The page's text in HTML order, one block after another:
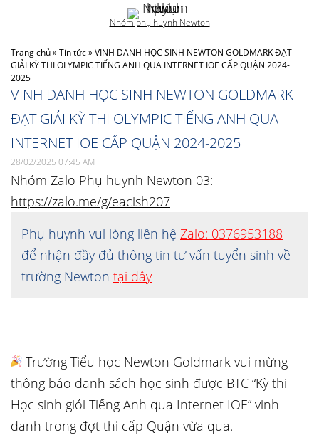
Trang chủ»Tin tức»VINH DANH HỌC SINH NEWTON GOLDMARK ĐẠT
GIẢI KỲ THI OLYMPIC TIẾNG ANH QUA INTERNET IOE CẤP QUẬN 2024-
2025
VINH DANH HỌC SINH NEWTON GOLDMARK
ĐẠT GIẢI KỲ THI OLYMPIC TIẾNG ANH QUA
INTERNET IOE CẤP QUẬN 2024-2025
28/02/2025 07:45 AM
Nhóm Zalo Phụ huynh Newton 03:
https://zalo.me/g/eacish207
Phụ huynh vui lòng liên hệ Zalo: 0376953188
để nhận đầy đủ thông tin tư vấn tuyển sinh về
trường Newton tại đây
Trường Tiểu học Newton Goldmark vui mừng
thông báo danh sách học sinh được BTC “Kỳ thi
Học sinh giỏi Tiếng Anh qua Internet IOE” vinh
danh trong đợt thi cấp Quận vừa qua.
Nhóm phụ huynh Newton